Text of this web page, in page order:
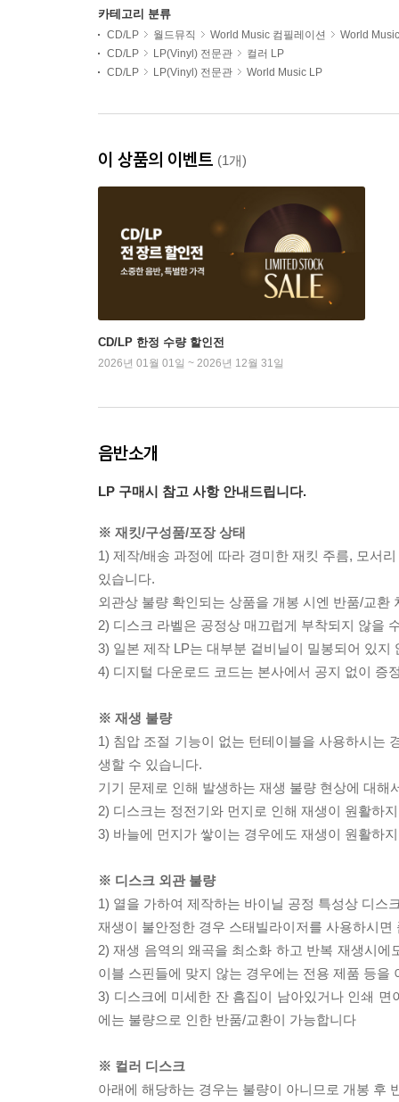
카테고리 분류
CD/LP 월드뮤직 World Music 컴필레이션
World
CD/LP
LP(Vinyl) 전문관
컬러 LP
CD/LP
LP(Vinyl) 전문관 World Music LP
이 상품의 이벤트 (1개)
CD/LP 한정 수량 할인전
2026년 01월 01일 ~ 2026년 12월 31일
음반소개
LP 구매시 참고 사항 안내드립니다.
※ 재킷/구성품/포장 상태
1) 제작/배송 과정에 따라 경미한 재킷 주름, 모서
있습니다.
외관상 불량 확인되는 상품을 개봉 시엔 반품/교환
2) 디스크 라벨은 공정상 매끄럽게 부착되지 않을
3) 일본 제작 LP는 대부분 겉비닐이 밀봉되어 있지
4) 디지털 다운로드 코드는 본사에서 공지 없이 증
※ 재생 불량
1) 침압 조절 기능이 없는 턴테이블을 사용하시는
생할 수 있습니다.
기기 문제로 인해 발생하는 재생 불량 현상에 대
2) 디스크는 정전기와 먼지로 인해 재생이 원활하
3) 바늘에 먼지가 쌓이는 경우에도 재생이 원활하
※ 디스크 외관 불량
1) 열을 가하여 제작하는 바이닐 공정 특성상 디스
재생이 불안정한 경우 스태빌라이저를 사용하시
2) 재생 음역의 왜곡을 최소화 하고 반복 재생시
이블 스핀들에 맞지 않는 경우에는 전용 제품 등
3) 디스크에 미세한 잔 흠집이 남아있거나 인쇄
에는 불량으로 인한 반품/교환이 가능합니다
※ 컬러 디스크
아래에 해당하는 경우는 불량이 아니므로 개봉 후